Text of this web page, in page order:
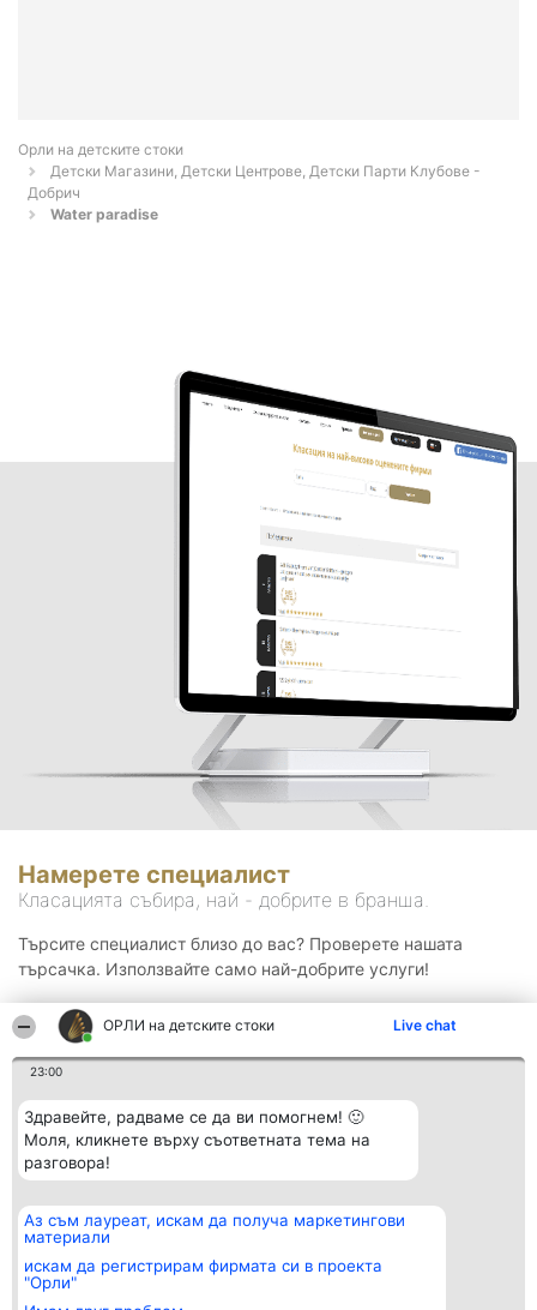
ОРЛИ на детските стоки Live chat
23:00
Здравейте, радваме се да ви помогнем! 🙂
Моля, кликнете върху съответната тема на
разговора!
Аз съм лауреат, искам да получа маркетингови
материали
искам да регистрирам фирмата си в проекта
"Орли"
Орли на детските стоки
Детски Магазини, Детски Центрове, Детски Парти Клубове -
Добрич
Water paradise
Намерете специалист
Класацията събира, най - добрите в бранша.
Търсите специалист близо до вас? Проверете нашата
търсачка. Използвайте само най-добрите услуги!
Организатор на
класиране
BulevardulAleea Timișul De
Sus Nr. 2, Bl. A30, Sc. A, Et.
Класация
всички
Контакти